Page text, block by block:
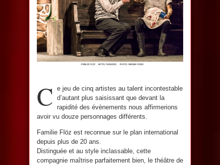
C e jeu de cinq artistes au talent incontestable
d’autant plus saisissant que devant la
rapidité des évènements nous affirmerions
avoir vu douze personnages différents.
Familie Flöz est reconnue sur le plan international
depuis plus de 20 ans.
Distinguée et au style inclassable, cette
compagnie maîtrise parfaitement bien, le théâtre de